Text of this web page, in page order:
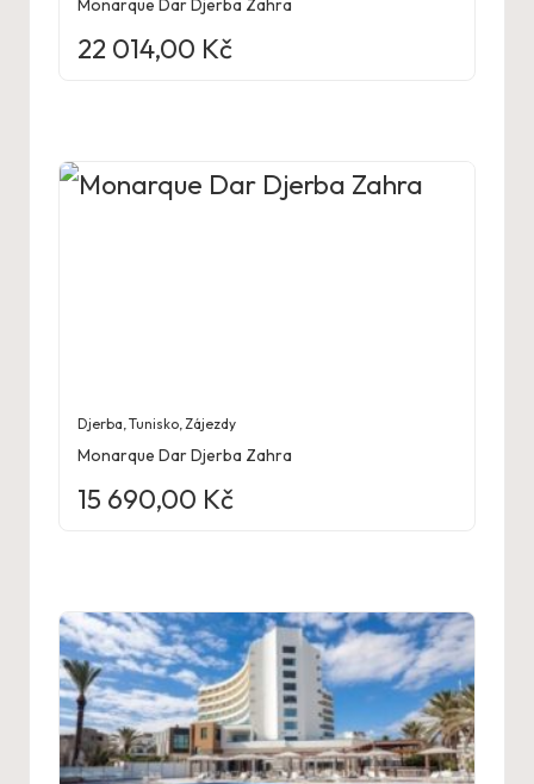
Monarque Dar Djerba Zahra
22 014,00 Kč
Djerba,Tunisko,Zájezdy
Monarque Dar Djerba Zahra
15 690,00 Kč